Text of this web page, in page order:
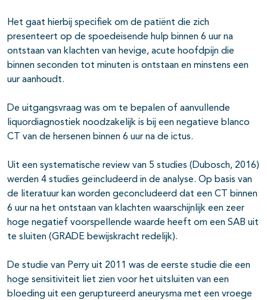
Het gaat hierbij specifiek om de patiënt die zich
presenteert op de spoedeisende hulp binnen 6 uur na
ontstaan van klachten van hevige, acute hoofdpijn die
binnen seconden tot minuten is ontstaan en minstens een
uur aanhoudt.
De uitgangsvraag was om te bepalen of aanvullende
liquordiagnostiek noodzakelijk is bij een negatieve blanco
CT van de hersenen binnen 6 uur na de ictus.
Uit een systematische review van 5 studies (Dubosch, 2016)
werden 4 studies geïncludeerd in de analyse. Op basis van
de literatuur kan worden geconcludeerd dat een CT binnen
6 uur na het ontstaan van klachten waarschijnlijk een zeer
hoge negatief voorspellende waarde heeft om een SAB uit
te sluiten (GRADE bewijskracht redelijk).
De studie van Perry uit 2011 was de eerste studie die een
hoge sensitiviteit liet zien voor het uitsluiten van een
bloeding uit een geruptureerd aneurysma met een vroege